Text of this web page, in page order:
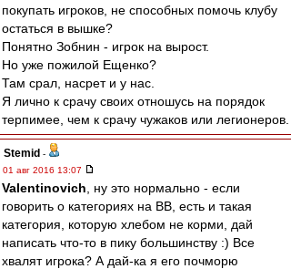
покупать игроков, не способных помочь клубу
остаться в вышке?
Понятно Зобнин - игрок на вырост.
Но уже пожилой Ещенко?
Там срал, насрет и у нас.
Я лично к срачу своих отношусь на порядок
терпимее, чем к срачу чужаков или легионеров.
Stemid -
01 авг 2016 13:07
Valentinovich , ну это нормально - если
говорить о категориях на ВВ, есть и такая
категория, которую хлебом не корми, дай
написать что-то в пику большинству :) Все
хвалят игрока? А дай-ка я его почморю